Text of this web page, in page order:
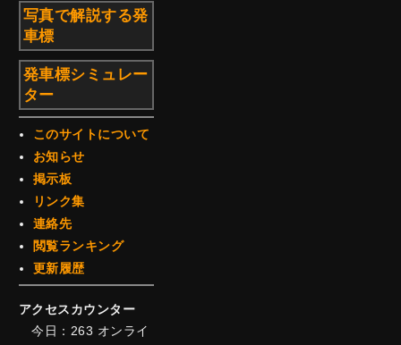
写真で解説する発
車標
発車標シミュレー
ター
このサイトについて
お知らせ
掲示板
リンク集
連絡先
閲覧ランキング
更新履歴
アクセスカウンター
今日：263 オンライ